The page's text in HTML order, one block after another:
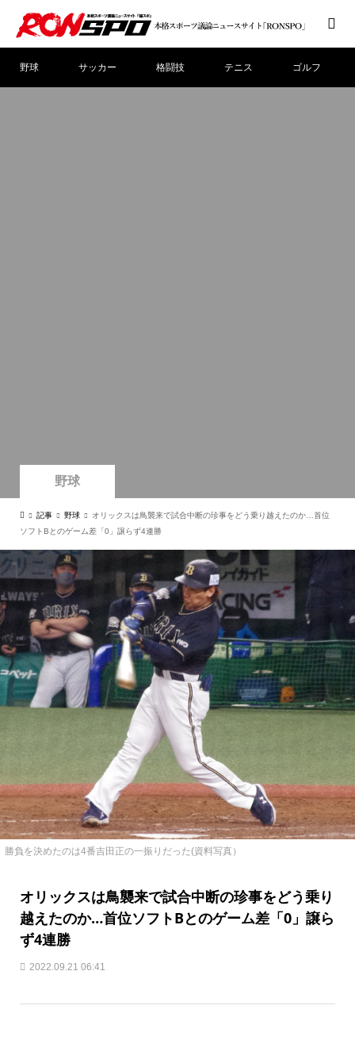
野球 サッカー 格闘技 テニス ゴルフ
野球
記事 野球
オリックスは鳥襲来で試合中断の珍事をどう乗り越えたのか…首位
ソフトBとのゲーム差「0」譲らず4連勝
勝負を決めたのは4番吉田正の一振りだった(資料写真）
オリックスは鳥襲来で試合中断の珍事をどう乗り
越えたのか…首位ソフトBとのゲーム差「0」譲ら
ず4連勝
2022.09.21 06:41